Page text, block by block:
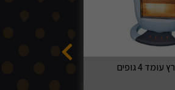
4 גופים